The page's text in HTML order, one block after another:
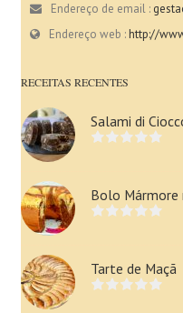
Endereço de email :
Endereço web :http://
RECEITAS RECENTES
Salami di
Bolo Mármore
Tarte de Maçã